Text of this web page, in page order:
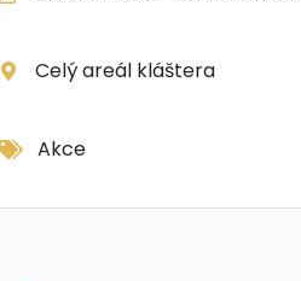
Celý areál kláštera
Akce